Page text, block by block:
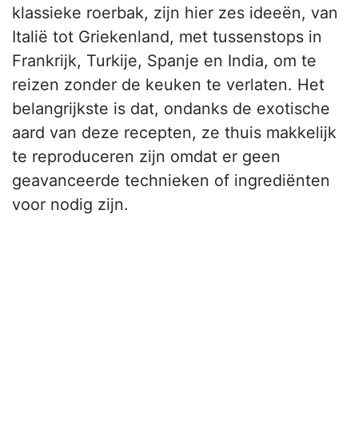
klassieke roerbak, zijn hier zes ideeën, van
Italië tot Griekenland, met tussenstops in
Frankrijk, Turkije, Spanje en India, om te
reizen zonder de keuken te verlaten. Het
belangrijkste is dat, ondanks de exotische
aard van deze recepten, ze thuis makkelijk
te reproduceren zijn omdat er geen
geavanceerde technieken of ingrediënten
voor nodig zijn.